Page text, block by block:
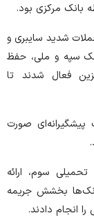
بانک مرکزی بود.
شدید سایبری و
سپه و ملی، حفظ
فعال شدند تا
پیشگیرانه‌ای صورت
سوم، ارائه
بخشش جریمه
انجام دادند.